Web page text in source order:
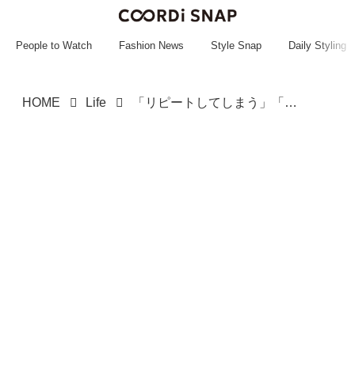
~~~~~~~~~~~
People to Watch Fashion News Style Snap Daily Styling
HOME Life 「リピートしてしまう」「本当に絶妙」♡【シャトレーゼ】LOVERの「推しスイーツ」って？